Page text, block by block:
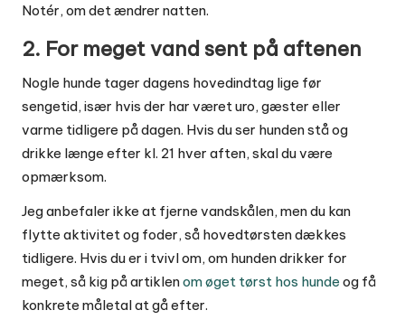
Notér, om det ændrer natten.
2. For meget vand sent på aftenen
Nogle hunde tager dagens hovedindtag lige før
sengetid, især hvis der har været uro, gæster eller
varme tidligere på dagen. Hvis du ser hunden stå og
drikke længe efter kl. 21 hver aften, skal du være
opmærksom.
Jeg anbefaler ikke at fjerne vandskålen, men du kan
flytte aktivitet og foder, så hovedtørsten dækkes
tidligere. Hvis du er i tvivl om, om hunden drikker for
meget, så kig på artiklenom øget tørst hos hunde og få
konkrete måletal at gå efter.